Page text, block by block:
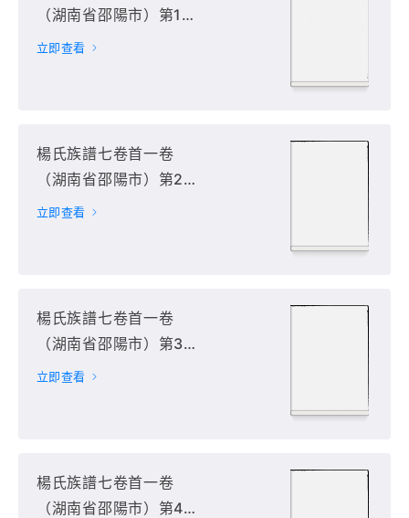
（湖南省邵陽市）第1
册
立即查看
楊氏族譜七卷首一卷
（湖南省邵陽市）第2
册
立即查看
楊氏族譜七卷首一卷
（湖南省邵陽市）第3
册
立即查看
楊氏族譜七卷首一卷
（湖南省邵陽市）第4